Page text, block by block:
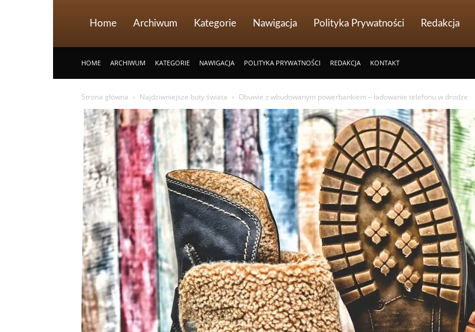
Home Archiwum Kategorie Nawigacja Polityka Prywatności Redakcja
HOME ARCHIWUM KATEGORIE NAWIGACJA POLITYKA PRYWATNOŚCI REDAKCJA KONTAKT
Strona główna Najdziwniejsze buty świata Obuwie z wbudowanym powerbankiem – ładowanie telefonu w drodze